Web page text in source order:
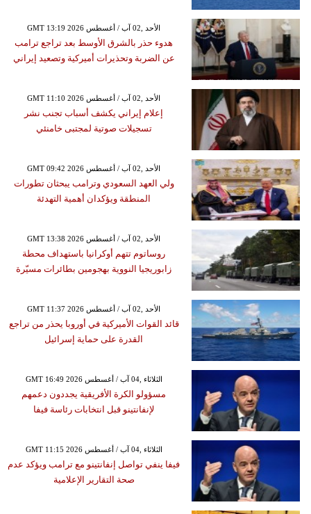
GMT 13:19 2026 الأحد ,02 آب / أغسطس
هدوء حذر بالشرق الأوسط بعد تراجع ترامب
عن الضربة وتحذيرات أميركية وتصعيد إيراني
GMT 11:10 2026 الأحد ,02 آب / أغسطس
إعلام إيراني يكشف أسباب تجنب نشر
تسجيلات صوتية لمجتبى خامنئي
GMT 09:42 2026 الأحد ,02 آب / أغسطس
ولي العهد السعودي وترامب يبحثان تطورات
المنطقة ويؤكدان أهمية التهدئة
GMT 13:38 2026 الأحد ,02 آب / أغسطس
روساتوم تتهم أوكرانيا باستهداف محطة
زابوريجيا النووية بهجومين بطائرات مسيّرة
GMT 11:37 2026 الأحد ,02 آب / أغسطس
قائد القوات الأميركية في أوروبا يحذر من تراجع
القدرة على حماية إسرائيل
GMT 16:49 2026 الثلاثاء ,04 آب / أغسطس
مسؤولو الكرة الأفريقية يجددون دعمهم
لإنفانتينو قبل انتخابات رئاسة فيفا
GMT 11:15 2026 الثلاثاء ,04 آب / أغسطس
فيفا ينفي تواصل إنفانتينو مع ترامب ويؤكد عدم
صحة التقارير الإعلامية